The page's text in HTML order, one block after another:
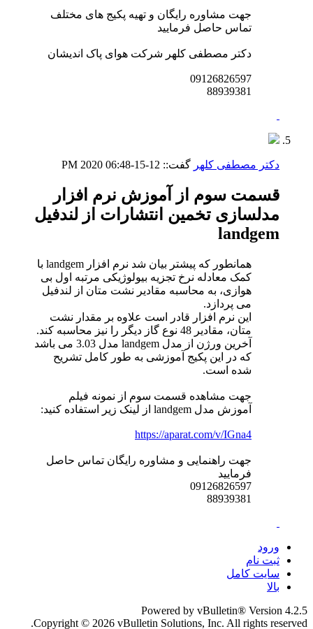
جهت مشاوره رایگان و تهیه پکیج های مختلف
تماس حاصل فرمایید
دکتر مصطفی کلهر شرکت هوای پاک اندیشان
09126826597
88939381
دکتر مصطفی کلهر گفت:: 12-15-2020
06:48 PM
قسمت سوم از آموزش نرم افزار
مدلسازی تخمین انتشارات از لندفیل
landgem
همانطور که پیشتر بیان شد نرم افزار landgem با
کمک معادله نرخ تجزیه بیولوژیکی مرتبه اول بی
هوازی، به محاسبه مقادیر نشت متان از لندفیل
می پردازد.
این نرم افزار قادر است علاوه بر مقدار نشت
متان، مقادیر 48 نوع گاز دیگر را نیز محاسبه کند.
آخرین ورژن از مدل landgem مدل 3.03 می باشد
که در این پکیج آموزشی به طور کامل تشریح
شده است.
جهت مشاهده قسمت سوم از نمونه فیلم
آموزش مدل landgem از لینک زیر استفاده کنید:
https://aparat.com/v/IGna4
جهت راهنمایی و مشاوره رایگان تماس حاصل
فرمایید
09126826597
88939381
ورود
ثبت نام
سایت کامل
بالا
Powered by vBulletin® Version 4.2.5
Copyright © 2026 vBulletin Solutions, Inc. All rights reserved.